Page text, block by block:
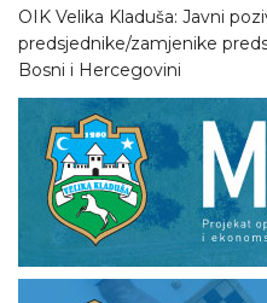
OIK Velika Kladuša: Javni
predsjednike/zamjenike
Bosni i Hercegovini